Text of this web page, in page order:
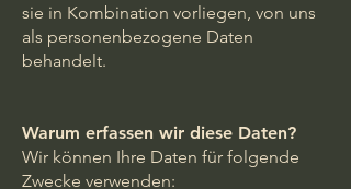
sie in Kombination vorliegen, von uns
als personenbezogene Daten
behandelt.
Warum erfassen wir diese Daten?
Wir können Ihre Daten für folgende
Zwecke verwenden: